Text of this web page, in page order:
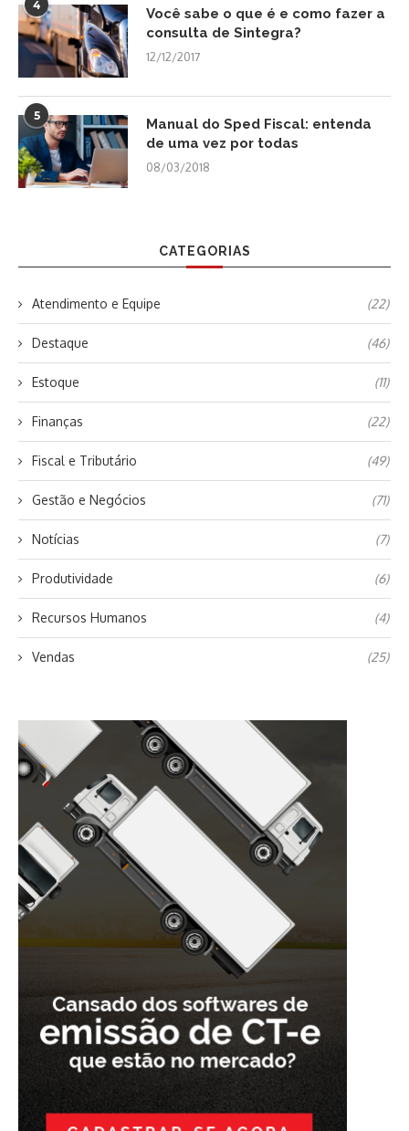
4
Você sabe o que é e como fazer a
consulta de Sintegra?
12/12/2017
5
Manual do Sped Fiscal: entenda
de uma vez por todas
08/03/2018
CATEGORIAS
Atendimento e Equipe (22)
Destaque (46)
Estoque (11)
Finanças (22)
Fiscal e Tributário (49)
Gestão e Negócios (71)
Notícias (7)
Produtividade (6)
Recursos Humanos (4)
Vendas (25)